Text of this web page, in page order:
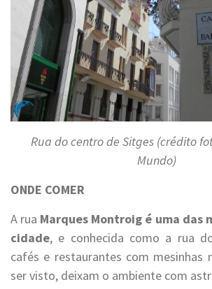
Rua do centro de Sitges (crédito
Mundo)
ONDE COMER
A rua Marques Montroig é uma das
cidade, e conhecida como a rua
cafés e restaurantes com mesinhas
ser visto, deixam o ambiente com